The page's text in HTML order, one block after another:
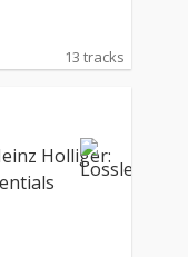
13 tracks